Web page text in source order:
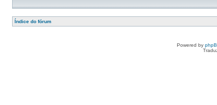
Índice do fórum
Powered by